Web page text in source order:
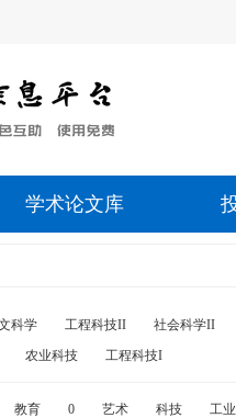
学术论文库
科学 工程科技II 社会科学II
农业科技 工程科技I
教育 0 艺术 科技 工业